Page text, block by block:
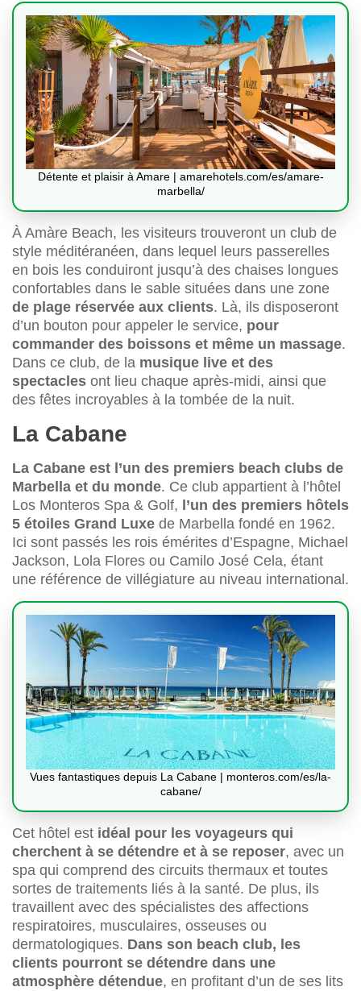
Détente et plaisir à Amare | amarehotels.com/es/amare-
marbella/
À Amàre Beach, les visiteurs trouveront un club de
style méditéranéen, dans lequel leurs passerelles
en bois les conduiront jusqu’à des chaises longues
confortables dans le sable situées dans une zone
de plage réservée aux clients. Là, ils disposeront
d’un bouton pour appeler le service, pour
commander des boissons et même un massage.
Dans ce club, de la musique live et des
spectacles ont lieu chaque après-midi, ainsi que
des fêtes incroyables à la tombée de la nuit.
La Cabane
La Cabane est l’un des premiers beach clubs de
Marbella et du monde. Ce club appartient à l’hôtel
Los Monteros Spa & Golf, l’un des premiers hôtels
5 étoiles Grand Luxe de Marbella fondé en 1962.
Ici sont passés les rois émérites d’Espagne, Michael
Jackson, Lola Flores ou Camilo José Cela, étant
une référence de villégiature au niveau international.
Vues fantastiques depuis La Cabane | monteros.com/es/la-
cabane/
Cet hôtel est idéal pour les voyageurs qui
cherchent à se détendre et à se reposer, avec un
spa qui comprend des circuits thermaux et toutes
sortes de traitements liés à la santé. De plus, ils
travaillent avec des spécialistes des affections
respiratoires, musculaires, osseuses ou
dermatologiques. Dans son beach club, les
clients pourront se détendre dans une
atmosphère détendue, en profitant d’un de ses lits